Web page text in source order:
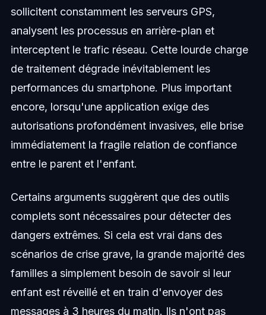
sollicitent constamment les serveurs GPS,
analysent les processus en arrière-plan et
interceptent le trafic réseau. Cette lourde charge
de traitement dégrade inévitablement les
performances du smartphone. Plus important
encore, lorsqu'une application exige des
autorisations profondément invasives, elle brise
immédiatement la fragile relation de confiance
entre le parent et l'enfant.
Certains arguments suggèrent que des outils
complets sont nécessaires pour détecter des
dangers extrêmes. Si cela est vrai dans des
scénarios de crise grave, la grande majorité des
familles a simplement besoin de savoir si leur
enfant est réveillé et en train d'envoyer des
messages à 3 heures du matin. Ils n'ont pas